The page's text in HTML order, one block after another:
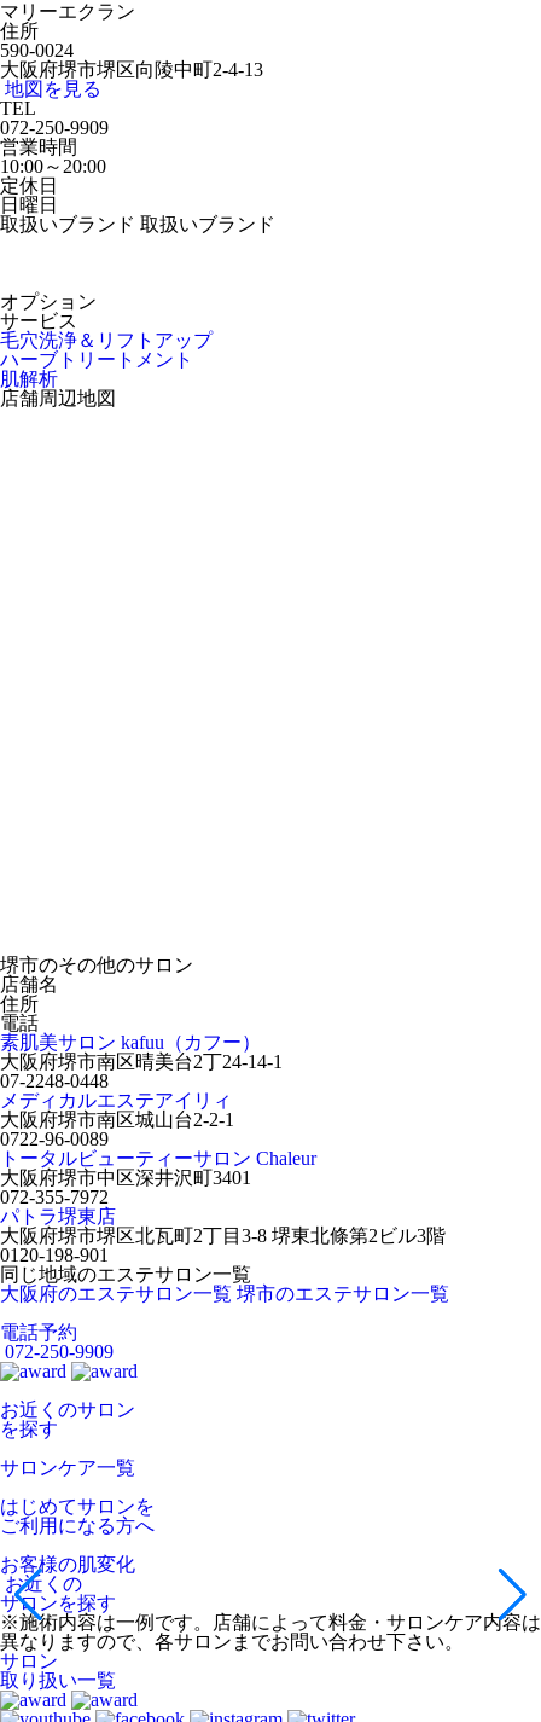
マリーエクラン
住所
590-0024
大阪府堺市堺区向陵中町2-4-13
地図を見る
TEL
072-250-9909
営業時間
10:00～20:00
定休日
日曜日
取扱いブランド 取扱いブランド
オプション
サービス
毛穴洗浄＆リフトアップ
ハーブトリートメント
肌解析
店舗周辺地図
堺市のその他のサロン
店舗名
住所
電話
素肌美サロン kafuu（カフー）
大阪府堺市南区晴美台2丁24-14-1
07-2248-0448
メディカルエステアイリィ
大阪府堺市南区城山台2-2-1
0722-96-0089
トータルビューティーサロン Chaleur
大阪府堺市中区深井沢町3401
072-355-7972
パトラ堺東店
大阪府堺市堺区北瓦町2丁目3-8 堺東北條第2ビル3階
0120-198-901
同じ地域のエステサロン一覧
大阪府のエステサロン一覧 堺市のエステサロン一覧
電話予約
072-250-9909
お近くのサロン
を探す
サロンケア一覧
はじめてサロンを
ご利用になる方へ
お客様の肌変化
お近くの
サロンを探す
※施術内容は一例です。店舗によって料金・サロンケア内容は
異なりますので、各サロンまでお問い合わせ下さい。
サロン
取り扱い一覧